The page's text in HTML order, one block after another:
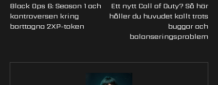
Black Ops 6: Season 1 och
kontroversen kring
borttagna 2XP-token
Ett nytt Call of Duty? Så här
håller du huvudet kallt trots
buggar och
balanseringsproblem